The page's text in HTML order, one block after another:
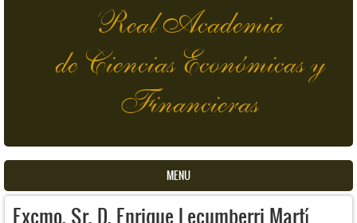
Real Academia
de Ciencias Económicas y
Financieras
MENU
Excmo. Sr. D. Enrique Lecumberri Martí